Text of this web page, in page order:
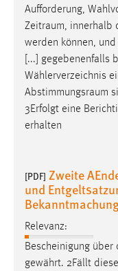
Aufforderung,
Zeitraum, innerhalb
werden können,
[...] gegebenenfalls
Wählerverzeichnis
Abstimmungsraum
3Erfolgt eine
erhalten
[PDF] Zweite
und
Relevanz:
Bescheinigung
gewährt. 2Fällt